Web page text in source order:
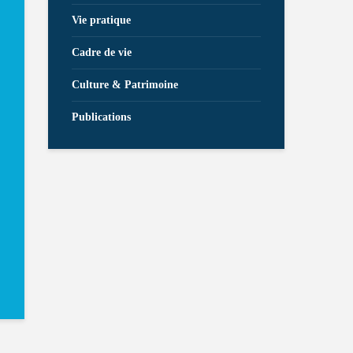
Vie pratique
Cadre de vie
Culture & Patrimoine
Publications